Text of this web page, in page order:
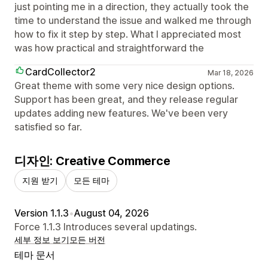
just pointing me in a direction, they actually took the
time to understand the issue and walked me through
how to fix it step by step. What I appreciated most
was how practical and straightforward the
CardCollector2
Mar 18, 2026
Great theme with some very nice design options.
Support has been great, and they release regular
updates adding new features. We've been very
satisfied so far.
디자인: Creative Commerce
지원 받기 모든 테마
Version 1.1.3•August 04, 2026
Force 1.1.3 Introduces several updatings.
세부 정보 보기모든 버전
테마 문서